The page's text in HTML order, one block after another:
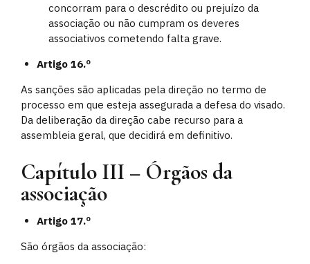
concorram para o descrédito ou prejuízo da
associação ou não cumpram os deveres
associativos cometendo falta grave.
Artigo 16.º
As sanções são aplicadas pela direção no termo de
processo em que esteja assegurada a defesa do visado.
Da deliberação da direção cabe recurso para a
assembleia geral, que decidirá em definitivo.
Capítulo III – Órgãos da
associação
Artigo 17.º
São órgãos da associação: